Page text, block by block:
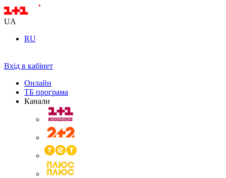
UA
RU
Вхід в кабінет
Онлайн
ТБ програма
Канали